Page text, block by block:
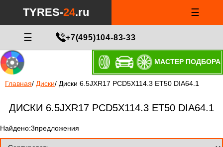
TYRES-24.ru ☰
☰ +7(495)104-83-33
МАСТЕР ПОДБОРА
Главная/ Диски/ Диски 6.5JXR17 PCD5X114.3 ET50 DIA64.1
ДИСКИ 6.5JXR17 PCD5X114.3 ET50 DIA64.1
Найдено:3предложения